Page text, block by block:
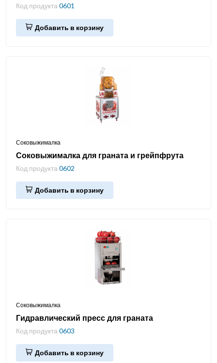
Код продукта 0601
Добавить в корзину
Соковыжималка
Соковыжималка для граната и грейпфрута
Код продукта 0602
Добавить в корзину
Соковыжималка
Гидравлический пресс для граната
Код продукта 0603
Добавить в корзину